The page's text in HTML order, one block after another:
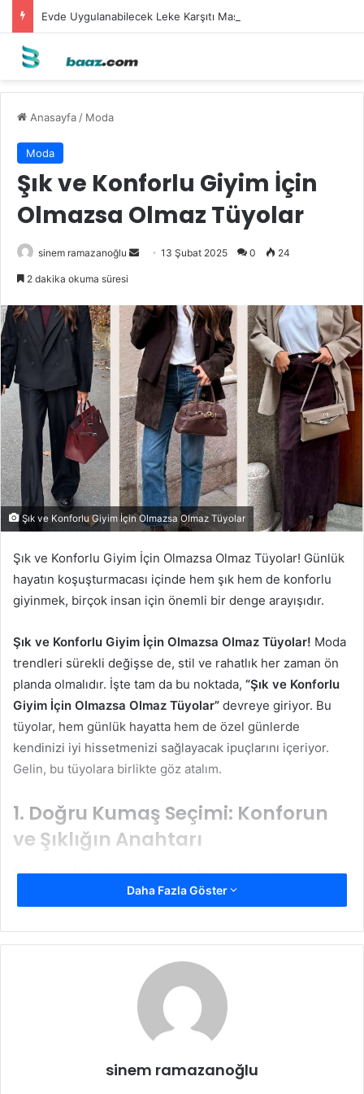
Evde Uygulanabilecek Leke Karşıtı Maskeler
Anasayfa / Moda
Moda
Şık ve Konforlu Giyim İçin
Olmazsa Olmaz Tüyolar
sinem ramazanoğlu
Bir
göndermek
13 Şubat 2025 0 24
2 dakika okuma süresi
Şık ve Konforlu Giyim İçin Olmazsa Olmaz Tüyolar
Şık ve Konforlu Giyim İçin Olmazsa Olmaz Tüyolar! Günlük
hayatın koşuşturmacası içinde hem şık hem de konforlu
giyinmek, birçok insan için önemli bir denge arayışıdır.
Şık ve Konforlu Giyim İçin Olmazsa Olmaz Tüyolar! Moda
trendleri sürekli değişse de, stil ve rahatlık her zaman ön
planda olmalıdır. İşte tam da bu noktada, “Şık ve Konforlu
Giyim İçin Olmazsa Olmaz Tüyolar” devreye giriyor. Bu
tüyolar, hem günlük hayatta hem de özel günlerde
kendinizi iyi hissetmenizi sağlayacak ipuçlarını içeriyor.
Gelin, bu tüyolara birlikte göz atalım.
1. Doğru Kumaş Seçimi: Konforun
ve Şıklığın Anahtarı
Şık ve konforlu giyim denildiğinde akla ilk gelen
unsurlardan biri, kumaş seçimidir. Doğru kumaş, hem
Özellikle pamuk, keten, kaşmir ve ipek gibi doğal kumaşlar,
zamanda bu kumaşlar, şık bir duruş için de ideal
Örneğin, pamuklu bir gömlek veya keten bir pantolon, hem
iş hayatında hem de günlük yaşamda rahatlık ve stil sunar.
Ayrıca, esnek kumaşlar tercih ederek hareket
Daha Fazla Göster
sinem ramazanoğlu